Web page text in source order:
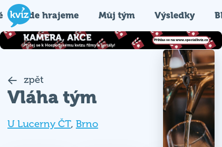
Kde hrajeme Můj tým Výsledky
zpět
Vláha tým
U Lucerny ČT, Brno